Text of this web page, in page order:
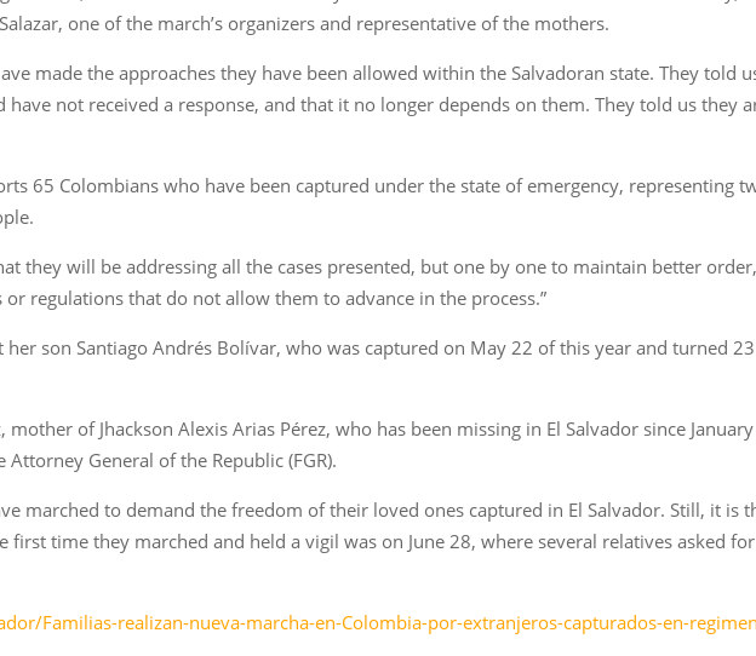
one of the march’s organizers and representative of the mothers.
made the approaches they have been allowed within the Salvadoran state. They told
not received a response, and that it no longer depends on them. They told us they
65 Colombians who have been captured under the state of emergency, representing
they will be addressing all the cases presented, but one by one to maintain better
or regulations that do not allow them to advance in the process.”
son Santiago Andrés Bolívar, who was captured on May 22 of this year and turned
of Jhackson Alexis Arias Pérez, who has been missing in El Salvador since
General of the Republic (FGR).
marched to demand the freedom of their loved ones captured in El Salvador. Still, it is
time they marched and held a vigil was on June 28, where several relatives asked
Familias-realizan-nueva-marcha-en-Colombia-por-extranjeros-capturados-en-